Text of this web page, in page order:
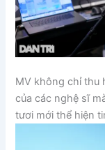
MV không chỉ thu
của các nghệ sĩ
tươi mới thể hiện